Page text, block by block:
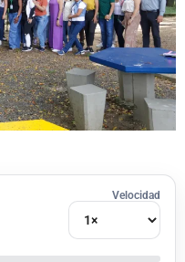
Velocidad